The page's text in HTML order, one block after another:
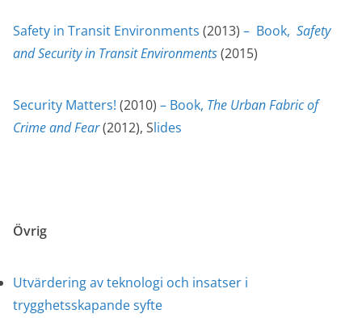
Safety in Transit Environments (2013) – Book, Safety
and Security in Transit Environments(2015)
Security Matters! (2010) – Book, The Urban Fabric of
Crime and Fear(2012), Slides
Övrig
Utvärdering av teknologi och insatser i
trygghetsskapande syfte